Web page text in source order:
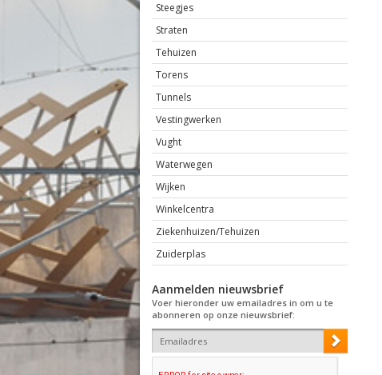
Steegjes
Straten
Tehuizen
Torens
Tunnels
Vestingwerken
Vught
Waterwegen
Wijken
Winkelcentra
Ziekenhuizen/Tehuizen
Zuiderplas
Aanmelden nieuwsbrief
Voer hieronder uw emailadres in om u te
abonneren op onze nieuwsbrief: